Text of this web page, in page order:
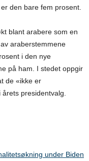
den bare fem prosent.
blant arabere som en
araberstemmene
i den nye
på ham. I stedet oppgir
de «ikke er
presidentvalg.
under Biden